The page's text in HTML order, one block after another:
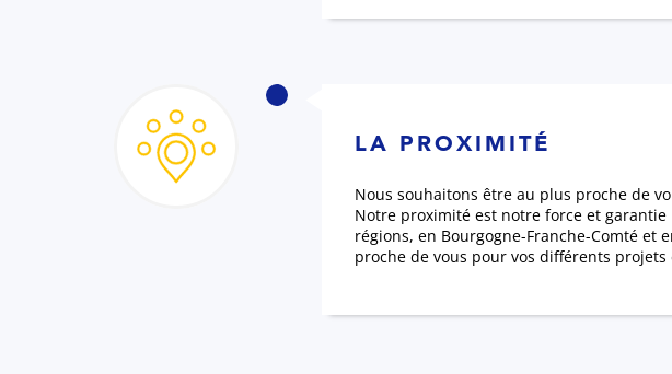
LA PROXIMITÉ
Nous souhaitons être au plus proche de
Notre proximité est notre force et
régions, en Bourgogne-Franche-Comté et
proche de vous pour vos différents